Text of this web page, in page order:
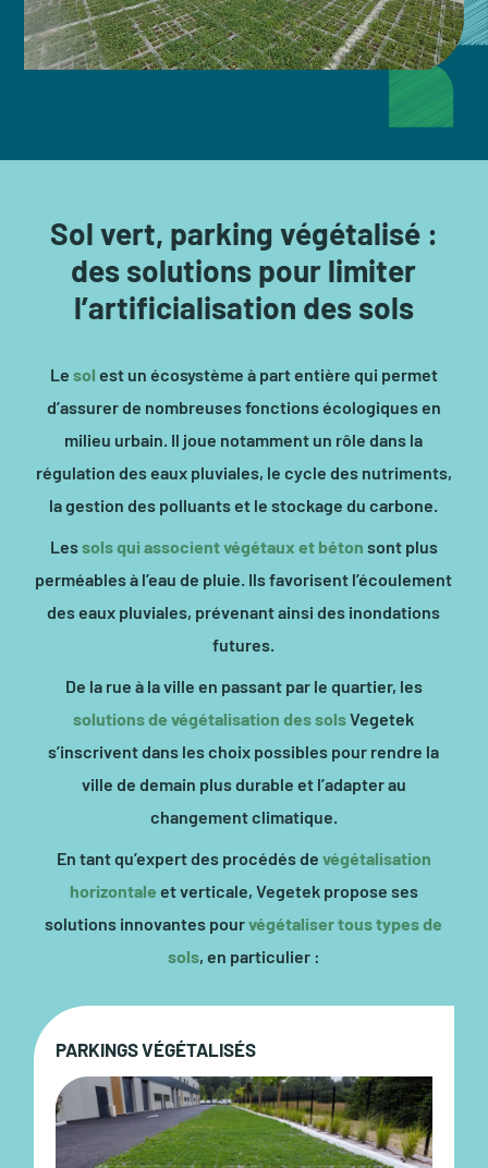
Sol vert, parking végétalisé :
des solutions pour limiter
l’artificialisation des sols
Le sol est un écosystème à part entière qui permet
d’assurer de nombreuses fonctions écologiques en
milieu urbain. Il joue notamment un rôle dans la
régulation des eaux pluviales, le cycle des nutriments,
la gestion des polluants et le stockage du carbone.
Lessols qui associent végétaux et béton sont plus
perméables à l’eau de pluie. Ils favorisent l’écoulement
des eaux pluviales, prévenant ainsi des inondations
futures.
De la rue à la ville en passant par le quartier, les
solutions de végétalisation des solsVegetek
s’inscrivent dans les choix possibles pour rendre la
ville de demain plus durable et l’adapter au
changement climatique.
En tant qu’expert des procédés de végétalisation
horizontale et verticale, Vegetek propose ses
solutions innovantes pourvégétaliser tous types de
sols, en particulier :
PARKINGS VÉGÉTALISÉS